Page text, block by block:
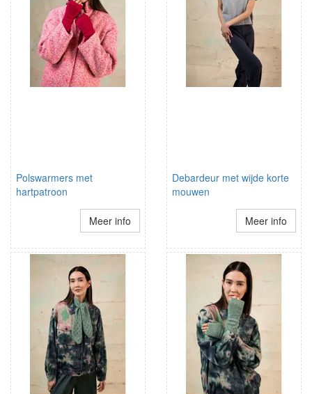
Polswarmers met
hartpatroon
Meer info
Debardeur met wijde korte
mouwen
Meer info